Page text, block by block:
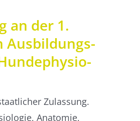
an der 1.
Ausbildungs­­
Zulassung.
Anatomie,